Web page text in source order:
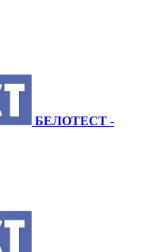
БЕЛОТЕСТ -